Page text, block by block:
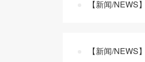
【新闻/
【新闻/